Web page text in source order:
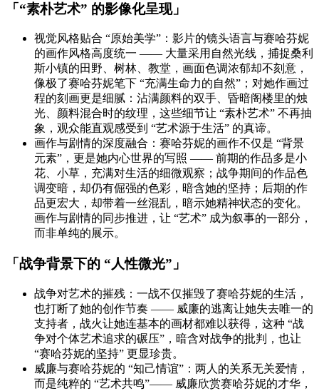
「“素朴艺术” 的影像化呈现」
视觉风格贴合 “原始美学”：影片的镜头语言与赛哈芬妮
的画作风格高度统一 —— 大量采用自然光线，捕捉桑利
斯小镇的田野、树林、教堂，画面色调浓郁却不刻意，
像极了赛哈芬妮笔下 “充满生命力的自然”；对她作画过
程的刻画更是细腻：沾满颜料的双手、昏暗阁楼里的烛
光、颜料混合时的纹理，这些细节让 “素朴艺术” 不再抽
象，观众能直观感受到 “艺术源于生活” 的真谛。
画作与剧情的深度融合：赛哈芬妮的画作不仅是 “背景
元素”，更是她内心世界的写照 —— 前期的作品多是小
花、小草，充满对生活的细微观察；战争期间的作品色
调变暗，却仍有倔强的色彩，暗含她的坚持；后期的作
品更宏大，却带着一丝混乱，暗示她精神状态的变化。
画作与剧情的同步推进，让 “艺术” 成为叙事的一部分，
而非单纯的展示。
「战争背景下的 “人性微光”」
战争对艺术的摧残：一战不仅摧毁了赛哈芬妮的生活，
也打断了她的创作节奏 —— 威廉的逃离让她失去唯一的
支持者，战火让她连基本的画材都难以获得，这种 “战
争对个体艺术追求的碾压”，暗含对战争的批判，也让
“赛哈芬妮的坚持” 更显珍贵。
威廉与赛哈芬妮的 “知己情谊”：两人的关系无关爱情，
而是纯粹的 “艺术共鸣”—— 威廉欣赏赛哈芬妮的才华，